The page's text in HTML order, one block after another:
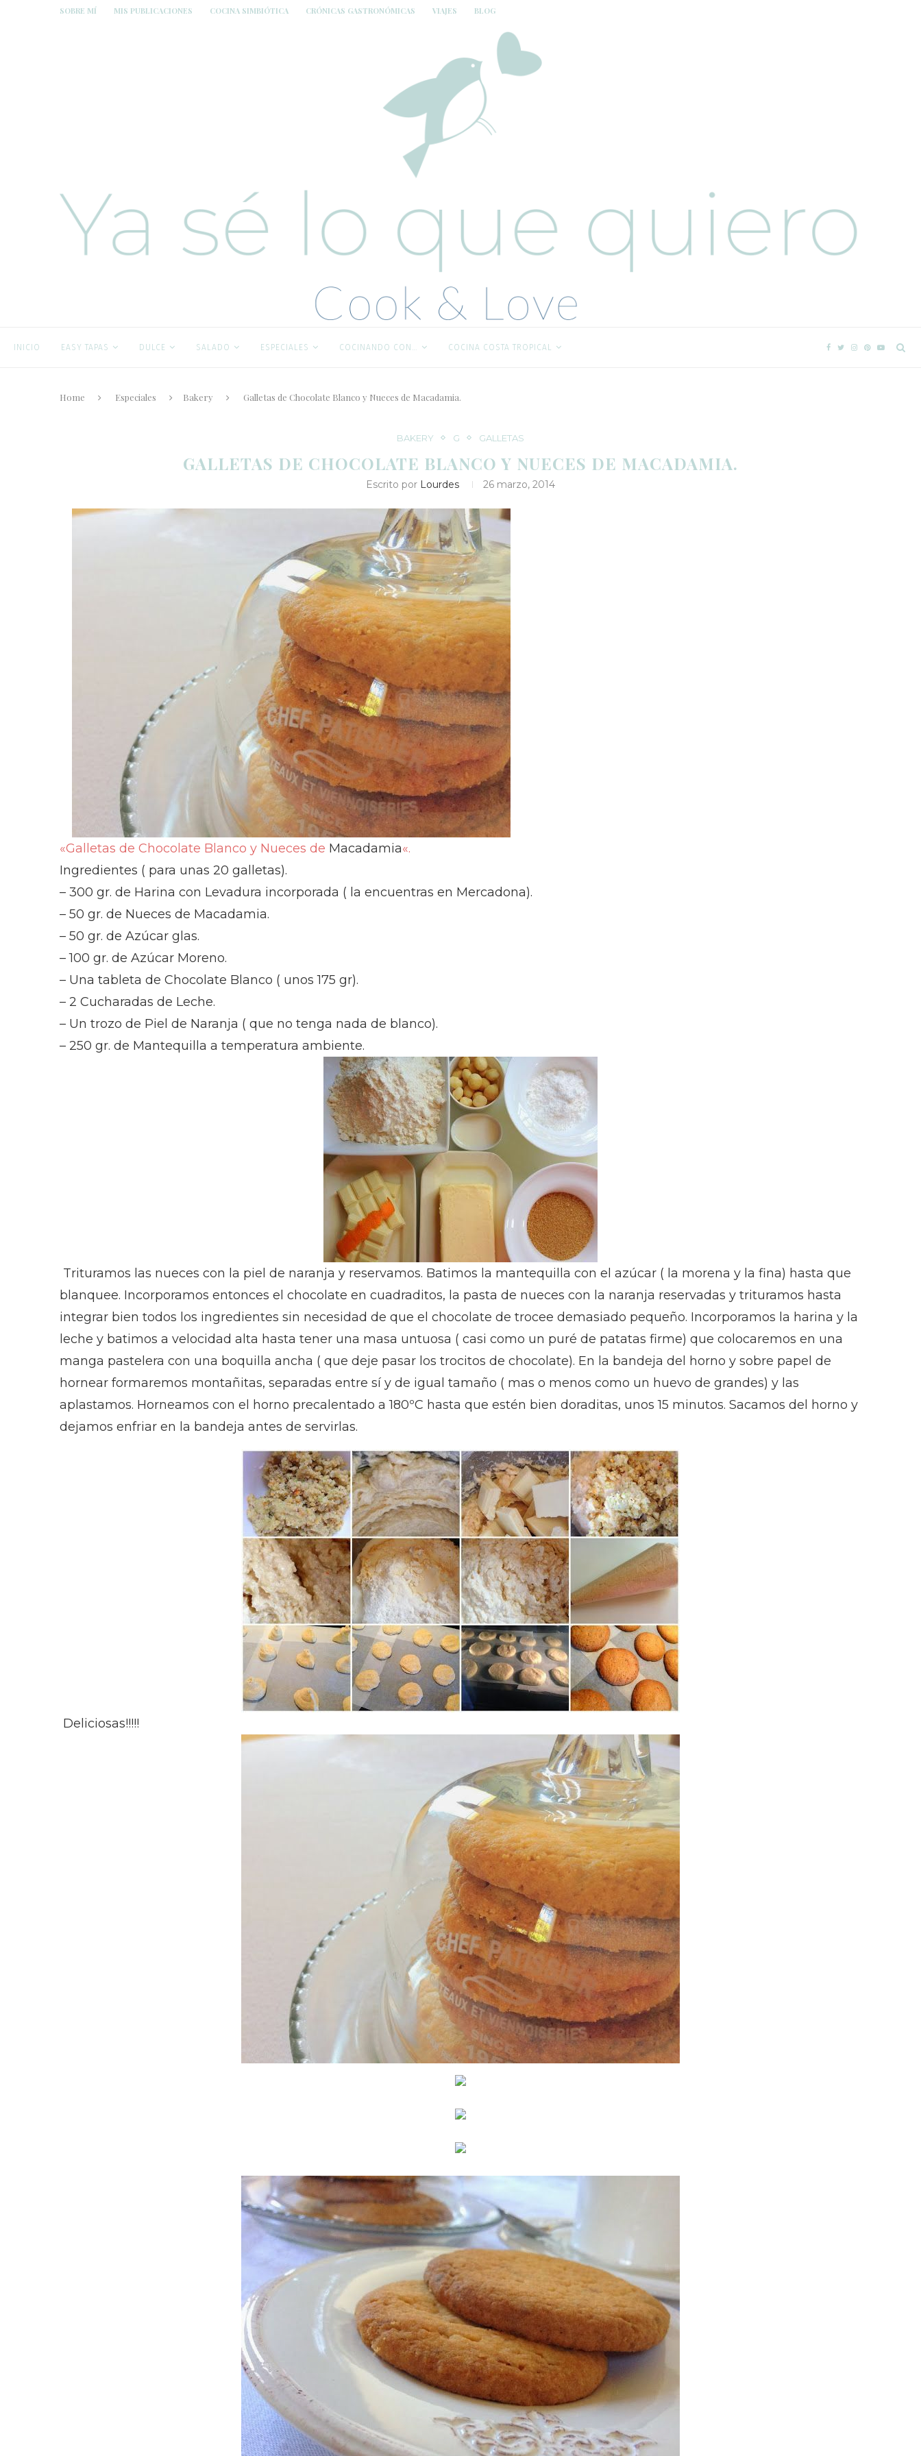
SOBRE MÍ MIS PUBLICACIONES COCINA SIMBIÓTICA CRÓNICAS GASTRONÓMICAS VIAJES BLOG
INICIO EASY TAPAS DULCE SALADO ESPECIALES COCINANDO CON… COCINA COSTA TROPICAL
Home Especiales Bakery Galletas de Chocolate Blanco y Nueces de Macadamia.
BAKERY G GALLETAS
GALLETAS DE CHOCOLATE BLANCO Y NUECES DE MACADAMIA.
Escrito por Lourdes 26 marzo, 2014
«Galletas de Chocolate Blanco y Nueces de Macadamia«.
Ingredientes ( para unas 20 galletas).
– 300 gr. de Harina con Levadura incorporada ( la encuentras en Mercadona).
– 50 gr. de Nueces de Macadamia.
– 50 gr. de Azúcar glas.
– 100 gr. de Azúcar Moreno.
– Una tableta de Chocolate Blanco ( unos 175 gr).
– 2 Cucharadas de Leche.
– Un trozo de Piel de Naranja ( que no tenga nada de blanco).
– 250 gr. de Mantequilla a temperatura ambiente.
Trituramos las nueces con la piel de naranja y reservamos. Batimos la mantequilla con el azúcar ( la morena y la fina) hasta que
blanquee. Incorporamos entonces el chocolate en cuadraditos, la pasta de nueces con la naranja reservadas y trituramos hasta
integrar bien todos los ingredientes sin necesidad de que el chocolate de trocee demasiado pequeño. Incorporamos la harina y la
leche y batimos a velocidad alta hasta tener una masa untuosa ( casi como un puré de patatas firme) que colocaremos en una
manga pastelera con una boquilla ancha ( que deje pasar los trocitos de chocolate). En la bandeja del horno y sobre papel de
hornear formaremos montañitas, separadas entre sí y de igual tamaño ( mas o menos como un huevo de grandes) y las
aplastamos. Horneamos con el horno precalentado a 180ºC hasta que estén bien doraditas, unos 15 minutos. Sacamos del horno y
dejamos enfriar en la bandeja antes de servirlas.
Deliciosas!!!!!